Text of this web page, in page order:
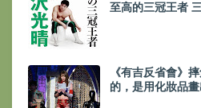
至高的三冠王者
《有吉反省會》
的，是用化妝品